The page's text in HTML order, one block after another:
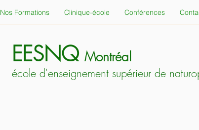
Nos Formations Clinique-école Conférences
école d'enseignement supérieur de
EESNQ Montréal